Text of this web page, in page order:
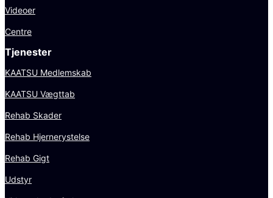
Videoer
Centre
Tjenester
KAATSU Medlemskab
KAATSU Vægttab
Rehab Skader
Rehab Hjernerystelse
Rehab Gigt
Udstyr